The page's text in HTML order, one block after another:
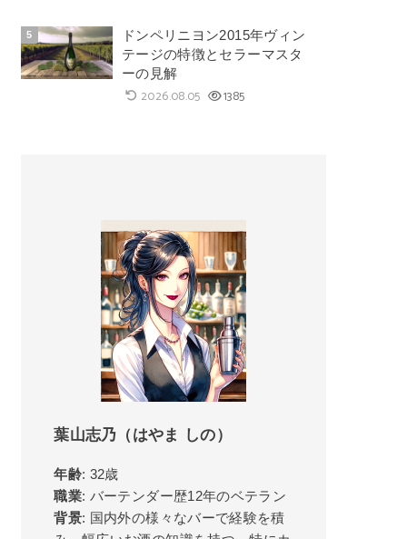
ドンペリニヨン2015年ヴィン
テージの特徴とセラーマスタ
ーの見解
2026.08.05 1385
葉山志乃（はやま しの）
年齢: 32歳
職業: バーテンダー歴12年のベテラン
背景: 国内外の様々なバーで経験を積